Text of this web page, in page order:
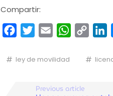
Compartir:
FacebookTwitterEmail WhatsApp
Copy
ley de movilidad
Previous article